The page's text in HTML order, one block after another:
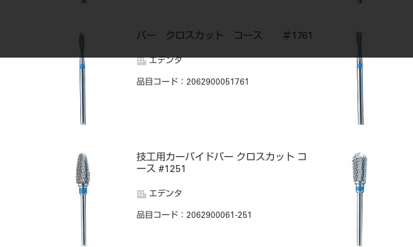
バー クロスカット コース ＃1761
エデンタ
品目コード ：2062900051761
技工用カーバイドバー クロスカット コ
ース #1251
エデンタ
品目コード ：2062900061-251